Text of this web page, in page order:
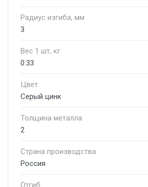
Радиус изгиба, мм
3
Вес 1 шт, кг
0.33
Цвет
Серый цинк
Толщина металла
2
Страна производства
Россия
Отгиб